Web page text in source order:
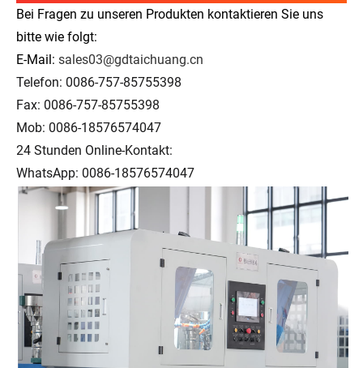
Bei Fragen zu unseren Produkten kontaktieren Sie uns
bitte wie folgt:
E-Mail: sales03@gdtaichuang.cn
Telefon: 0086-757-85755398
Fax: 0086-757-85755398
Mob: 0086-18576574047
24 Stunden Online-Kontakt:
WhatsApp: 0086-18576574047